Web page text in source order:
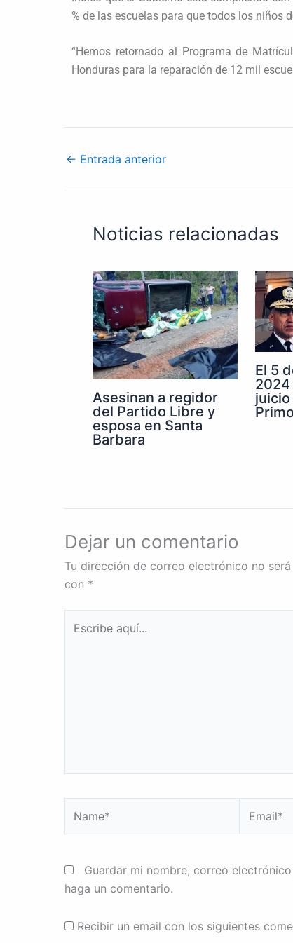
% de las escuelas para que todos los niños
“Hemos retornado al Programa de
Honduras para la reparación de 12 mil
← Entrada anterior
Noticias relacionadas
Asesinan a regidor
del Partido Libre y
esposa en Santa
Barbara
El 5
2024
juicio
Dejar un comentario
Tu dirección de correo electrónico no
con *
aquí...
Guardar mi nombre, correo
haga un comentario.
Recibir un email con los siguientes